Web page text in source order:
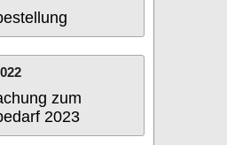
zum
2023